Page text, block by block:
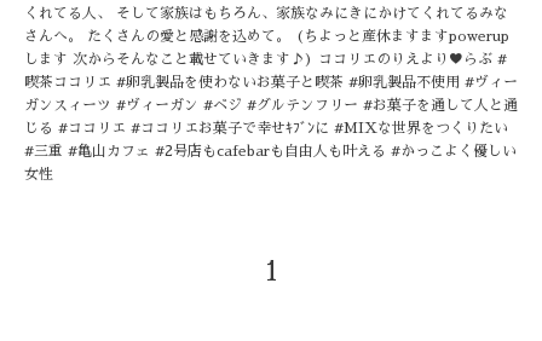
くれてる人、 そして家族はもちろん、家族なみにきにかけてくれてるみな
さんへ。 たくさんの愛と感謝を込めて。 (ちよっと産休ますますpowerup
します 次からそんなこと載せていきます♪) ココリエのりえより♥らぶ #
喫茶ココリエ #卵乳製品を使わないお菓子と喫茶 #卵乳製品不使用 #ヴィー
ガンスィーツ #ヴィーガン #ベジ #グルテンフリー #お菓子を通して人と通
じる #ココリエ #ココリエお菓子で幸せｷﾌﾞﾝに #MIXな世界をつくりたい
#三重 #亀山カフェ #2号店もcafebarも自由人も叶える #かっこよく優しい
女性
1